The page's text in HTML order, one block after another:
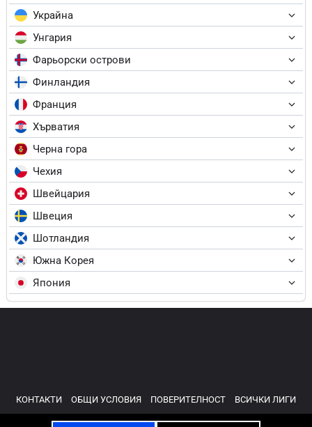
Украйна
Унгария
Фарьорски острови
Финландия
Франция
Хърватия
Черна гора
Чехия
Швейцария
Швеция
Шотландия
Южна Корея
Япония
КОНТАКТИ ОБЩИ УСЛОВИЯ ПОВЕРИТЕЛНОСТ ВСИЧКИ ЛИГИ